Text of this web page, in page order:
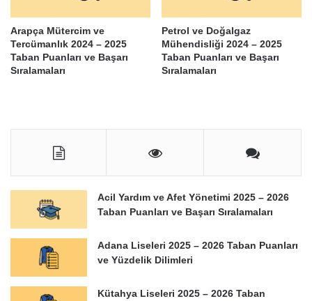
Arapça Mütercim ve
Tercümanlık 2024 – 2025
Taban Puanları ve Başarı
Sıralamaları
Petrol ve Doğalgaz
Mühendisliği 2024 – 2025
Taban Puanları ve Başarı
Sıralamaları
Acil Yardım ve Afet Yönetimi 2025 – 2026
Taban Puanları ve Başarı Sıralamaları
Adana Liseleri 2025 – 2026 Taban Puanları
ve Yüzdelik Dilimleri
Kütahya Liseleri 2025 – 2026 Taban